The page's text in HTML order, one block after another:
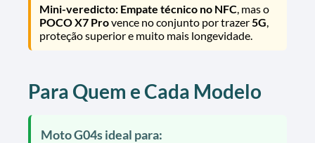
Mini-veredicto: Empate técnico no NFC, mas o
POCO X7 Provence no conjunto por trazer5G,
proteção superior e muito mais longevidade.
Para Quem e Cada Modelo
Moto G04s ideal para: